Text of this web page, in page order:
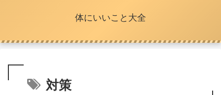
体にいいこと大全
対策